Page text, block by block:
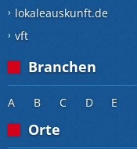
lokaleauskunft.de
vft
Branchen
A B C D E
Orte